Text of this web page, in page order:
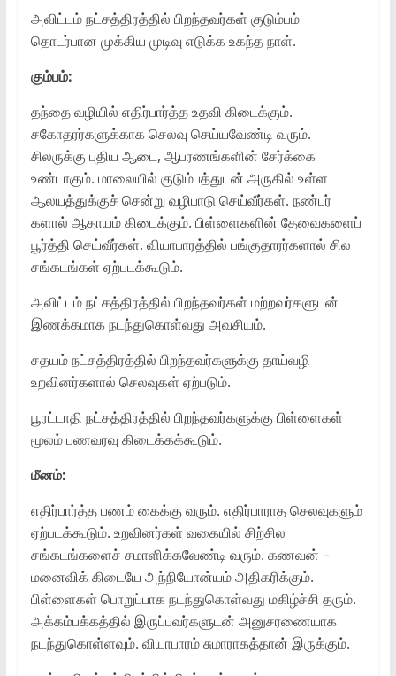
அவிட்டம் நட்சத்திரத்தில் பிறந்தவர்கள் குடும்பம்
தொடர்பான முக்கிய முடிவு எடுக்க உகந்த நாள்.
கும்பம்:
தந்தை வழியில் எதிர்பார்த்த உதவி கிடைக்கும்.
சகோதரர்களுக்காக செலவு செய்யவேண்டி வரும்.
சிலருக்கு புதிய ஆடை, ஆபரணங்களின் சேர்க்கை
உண்டாகும். மாலையில் குடும்பத்துடன் அருகில் உள்ள
ஆலயத்துக்குச் சென்று வழிபாடு செய்வீர்கள். நண்பர்
களால் ஆதாயம் கிடைக்கும். பிள்ளைகளின் தேவைகளைப்
பூர்த்தி செய்வீர்கள். வியாபாரத்தில் பங்குதாரர்களால் சில
சங்கடங்கள் ஏற்படக்கூடும்.
அவிட்டம் நட்சத்திரத்தில் பிறந்தவர்கள் மற்றவர்களுடன்
இணக்கமாக நடந்துகொள்வது அவசியம்.
சதயம் நட்சத்திரத்தில் பிறந்தவர்களுக்கு தாய்வழி
உறவினர்களால் செலவுகள் ஏற்படும்.
பூரட்டாதி நட்சத்திரத்தில் பிறந்தவர்களுக்கு பிள்ளைகள்
மூலம் பணவரவு கிடைக்கக்கூடும்.
மீனம்:
எதிர்பார்த்த பணம் கைக்கு வரும். எதிர்பாராத செலவுகளும்
ஏற்படக்கூடும். உறவினர்கள் வகையில் சிற்சில
சங்கடங்களைச் சமாளிக்கவேண்டி வரும். கணவன் –
மனைவிக் கிடையே அந்நியோன்யம் அதிகரிக்கும்.
பிள்ளைகள் பொறுப்பாக நடந்துகொள்வது மகிழ்ச்சி தரும்.
அக்கம்பக்கத்தில் இருப்பவர்களுடன் அனுசரணையாக
நடந்துகொள்ளவும். வியாபாரம் சுமாராகத்தான் இருக்கும்.